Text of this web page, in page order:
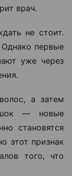
врач.
не стоит.
первые
уже через
а затем
— новые
становятся
этот признак
того, что